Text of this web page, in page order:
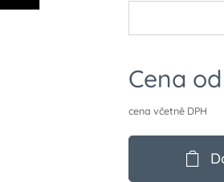
Cena
cena včetně DPH